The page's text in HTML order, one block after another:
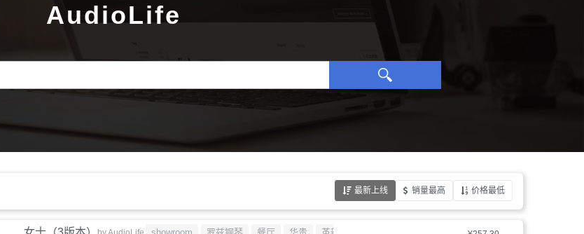
AudioLife
最新上线 销量最高 价格最低
showroom 罗兹钢琴 餐厅 华贵 革新